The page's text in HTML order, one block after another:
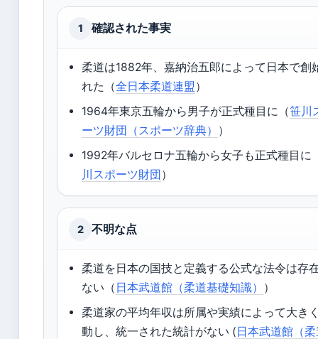
1 確認された事実
柔道は1882年、嘉納治五郎によって日本で創
れた（全日本柔道連盟 ）
1964年東京五輪から男子が正式種目に（笹川
ーツ財団（スポーツ辞典） ）
1992年バルセロナ五輪から女子も正式種目に
川スポーツ財団）
2 不明な点
柔道を日本の国技と定義する公式な法令は存
ない（ 日本武道館（柔道基礎知識） ）
柔道家の平均年収は所属や実績によって大き
動し、統一された統計がない (日本武道館（